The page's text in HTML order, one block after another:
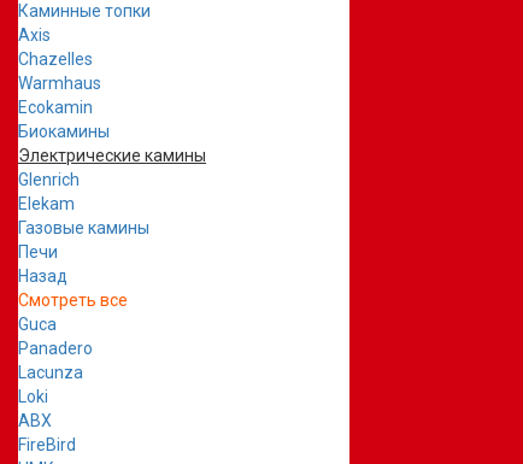
Каминные топки
Axis
Chazelles
Warmhaus
Ecokamin
Биокамины
Электрические камины
Glenrich
Elekam
Газовые камины
Печи
Назад
Смотреть все
Guca
Panadero
Lacunza
Loki
ABX
FireBird